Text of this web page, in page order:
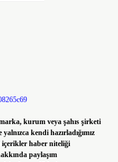
kurum veya şahıs şirketi
kendi hazırladığımız
içerikler haber niteliği
paylaşım